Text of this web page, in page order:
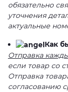
обязательно
уточнения
актуальные
Как
Отправка
если товар со
Отправка
согласованию